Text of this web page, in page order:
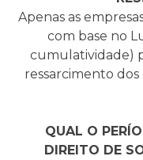
Apenas as
com base no
cumulatividade)
ressarcimento
QUAL O
DIREITO DE